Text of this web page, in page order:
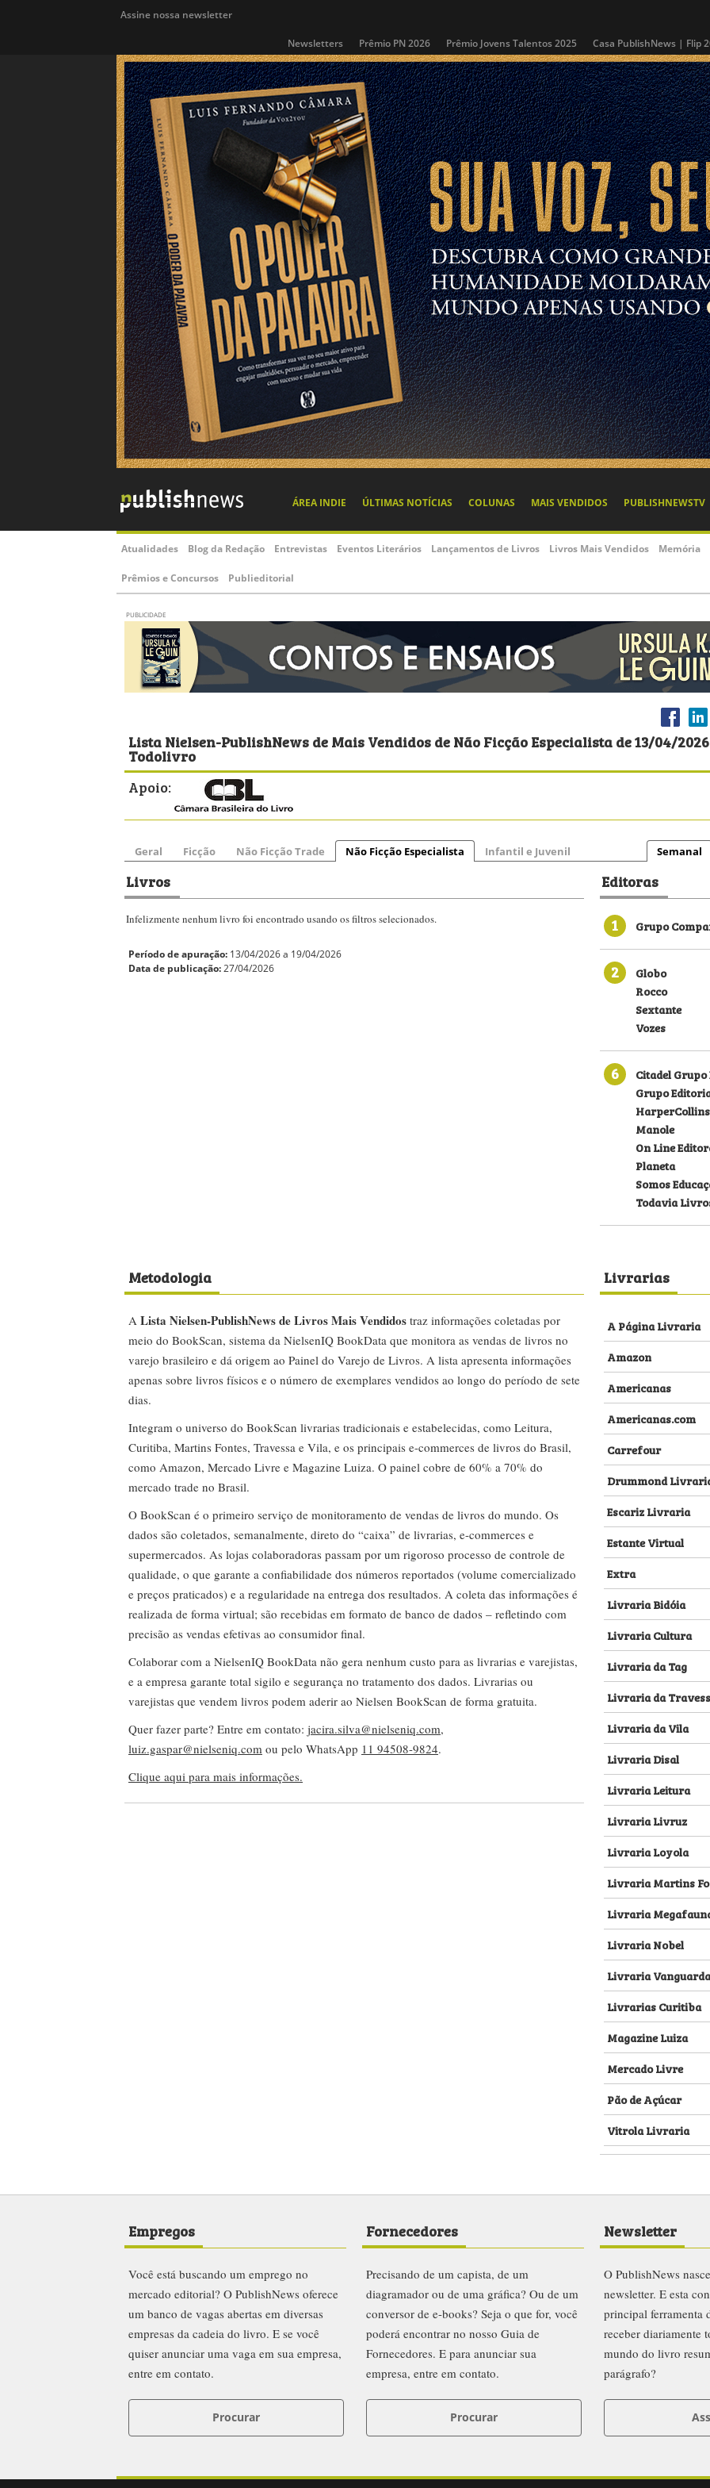
Assine nossa newsletter
Newsletters Prêmio PN 2026 Prêmio Jovens Talentos 2025 Casa PublishNews | Flip
ÁREA INDIE ÚLTIMAS NOTÍCIAS COLUNAS MAIS VENDIDOS PUBLISHNEWSTV
Atualidades Blog da Redação Entrevistas Eventos Literários Lançamentos de Livros Livros Mais Vendidos Memória
Prêmios e Concursos Publieditorial
PUBLICIDADE
Lista Nielsen-PublishNews de Mais Vendidos de Não Ficção Especialista de 13/04/
Todolivro
Apoio:
Geral Ficção Não Ficção Trade Não Ficção Especialista Infantil e Juvenil Semanal
Livros
Infelizmente nenhum livro foi encontrado usando os filtros selecionados.
Período de apuração: 13/04/2026 a 19/04/2026
Data de publicação:27/04/2026
Editoras
1
Grupo
2
Globo
Rocco
Sextante
Vozes
6
Citadel
Grupo
Manole
On Line
Planeta
Somos
Todavia
Metodologia
A Lista Nielsen-PublishNews de Livros Mais Vendidos traz informações coletadas por
meio do BookScan, sistema da NielsenIQ BookData que monitora as vendas de livros no
varejo brasileiro e dá origem ao Painel do Varejo de Livros. A lista apresenta informações
apenas sobre livros físicos e o número de exemplares vendidos ao longo do período de sete
dias.
Integram o universo do BookScan livrarias tradicionais e estabelecidas, como Leitura,
Curitiba, Martins Fontes, Travessa e Vila, e os principais e-commerces de livros do Brasil,
como Amazon, Mercado Livre e Magazine Luiza. O painel cobre de 60% a 70% do
mercado trade no Brasil.
O BookScan é o primeiro serviço de monitoramento de vendas de livros do mundo. Os
dados são coletados, semanalmente, direto do “caixa” de livrarias, e-commerces e
supermercados. As lojas colaboradoras passam por um rigoroso processo de controle de
qualidade, o que garante a confiabilidade dos números reportados (volume comercializado
e preços praticados) e a regularidade na entrega dos resultados. A coleta das informações é
realizada de forma virtual; são recebidas em formato de banco de dados – refletindo com
precisão as vendas efetivas ao consumidor final.
Colaborar com a NielsenIQ BookData não gera nenhum custo para as livrarias e varejistas,
e a empresa garante total sigilo e segurança no tratamento dos dados. Livrarias ou
varejistas que vendem livros podem aderir ao Nielsen BookScan de forma gratuita.
Quer fazer parte? Entre em contato: jacira.silva@nielseniq.com,
luiz.gaspar@nielseniq.com ou pelo WhatsApp 11 94508-9824.
Clique aqui para mais informações.
Livrarias
A Página Livraria
Amazon
Americanas
Americanas.com
Carrefour
Drummond
Escariz Livraria
Estante Virtual
Extra
Livraria Bidóia
Livraria Cultura
Livraria da Tag
Livraria da
Livraria da Vila
Livraria Disal
Livraria Leitura
Livraria Livruz
Livraria Loyola
Livraria Martins
Livraria
Livraria Nobel
Livraria Vanguarda
Livrarias Curitiba
Magazine Luiza
Mercado Livre
Pão de Açúcar
Vitrola Livraria
Empregos
Você está buscando um emprego no
mercado editorial? O PublishNews oferece
um banco de vagas abertas em diversas
empresas da cadeia do livro. E se você
quiser anunciar uma vaga em sua empresa,
entre em contato.
Procurar
Fornecedores
Precisando de um capista, de um
diagramador ou de uma gráfica? Ou de um
conversor de e-books? Seja o que for, você
poderá encontrar no nosso Guia de
Fornecedores. E para anunciar sua
empresa, entre em contato.
Procurar
Newsletter
O PublishNews
newsletter. E esta
principal ferramenta
receber diariamente
mundo do livro
parágrafo?